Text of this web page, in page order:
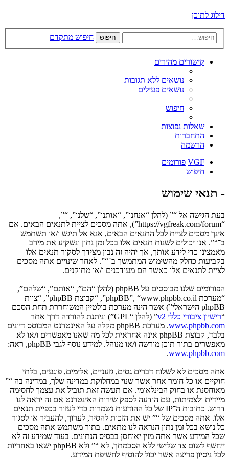
דילוג לתוכן
חיפוש חיפוש מתקדם
קישורים מהירים
נושאים ללא תגובות
נושאים פעילים
חיפוש
שאלות נפוצות
התחברות
הרשמה
VGF פורומים
חיפוש
- תנאי שימוש
בעת הגישה אל “” (להלן “אנחנו”, “אותנו”, “שלנו”, “”,
“https://vgfreak.com/forum”), אתה מסכים לציית לתנאים הבאים. אם
אינך מסכים לציית לכל התנאים הבאים, אנא אל תיגש ו/או תשתמש
ב־“”. אנו יכולים לשנות תנאים אלו בכל זמן נתון ונשקיע את מירב
מאמצינו כדי לידע אותך, אך יהיה זה נבון מצידך לסקור תנאים אלו
בקביעות כחלק מהשימוש המתמשך ב־“”. לאחר שינויים אתה מסכים
לציית לתנאים אלו כאשר הם מעודכנים ו/או מתוקנים.
הפורומים שלנו מבוססים על phpBB (להלן “הם”, “אותם”, “שלהם”,
“מערכת phpBB”, “www.phpbb.co.il”, “קבוצת phpBB”, “צוות
phpBB הישראלי”) אשר הינה מערכת בולטיין המשוחררת תחת הסכם
“רישיון ציבורי כללי v2
” (להלן “GPL”) וניתנת להורדה דרך אתר
www.phpbb.com
. מערכת phpBB מקלה על האינטרנט המבוסס דיונים
בלבד, קבוצת phpBB אינה אחראית לכל מה שאנו מאפשרים ו/או לא
מאפשרים בתור תוכן מורשה ו/או מנוהל. למידע נוסף לגבי phpBB, ראה:
www.phpbb.com
.
אתה מסכים לא לשלוח דברים גסים, גזעניים, אלימים, פוגעים, בלתי
חוקיים או כל חומר אחר אשר שנוי במחלוקת במדינה שלך, במדינה בה “”
מאוחסנת או בחוק הבינלאומי. אם תעשה זאת תוביל את עצמך לחסימה
מיידית ולצמיתות, עם הודעה לספק שירות האינטרנט אם זה יראה לנו
דרוש. כתובות ה־IP של כל ההודעות נשמרות כדי לעזור בכפיית תנאים
אלו. אתה מסכים של “” יש את הזכות להסיר, לערוך, להעביר או לסגור
כל נושא בכל זמן נתון הנראה לנו מתאים. בתור משתמש אתה מסכים
שכל המידע אשר אתה מזין יאוחסן בבסיס הנתונים. בעוד שמידע זה לא
ייחשף לשום צד שלישי ללא הסכמתך, לא “” ולא phpBB ישאו באחריות
לכל ניסיון פריצה אשר יכול להוסיף לחשיפת המידע.